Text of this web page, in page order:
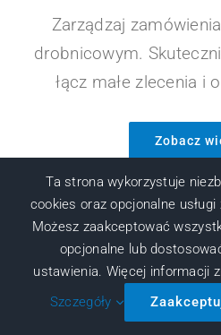
Zarządzaj
drobnicowym.
łącz małe zlecenia i
Zobacz
Aplikacje
Ta strona wykorzystuje
cookies oraz opcjonalne usługi
Możesz zaakceptować
opcjonalne lub
ustawienia. Więcej informacji
Szczegóły